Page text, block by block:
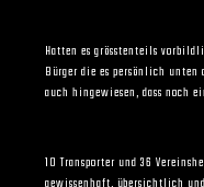
Hatten es grösstenteils
Bürger die es persönlich unten
auch hingewiesen, dass noch
10 Transporter und 36